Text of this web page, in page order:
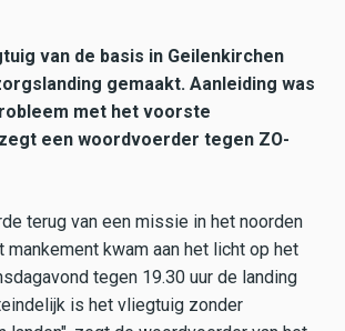
van de basis in Geilenkirchen
gemaakt. Aanleiding was
met het voorste
een woordvoerder tegen ZO-
terug van een missie in het noorden
mankement kwam aan het licht op het
tegen 19.30 uur de landing
is het vliegtuig zonder